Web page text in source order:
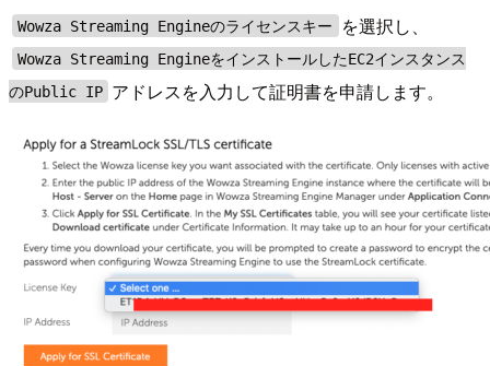
Wowza Streaming Engineのライセンスキー を選択し、
Wowza Streaming EngineをインストールしたEC2インスタンス
のPublic IP アドレスを入力して証明書を申請します。